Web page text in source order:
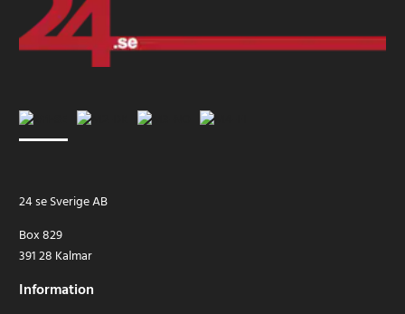
24 se Sverige AB
Box 829
391 28 Kalmar
Information